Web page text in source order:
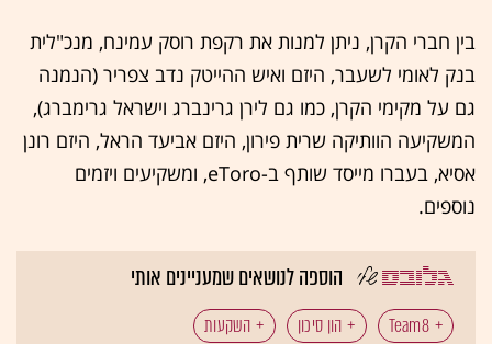
בין חברי הקרן, ניתן למנות את רקפת רוסק עמינח, מנכ"לית
בנק לאומי לשעבר, היזם ואיש ההייטק נדב צפריר (הנמנה
גם על מקימי הקרן, כמו גם לירן גרינברג וישראל גרימברג),
המשקיעה הוותיקה שרית פירון, היזם אביעד הראל, היזם רונן
אסיא, בעברו מייסד שותף ב-eToro, ומשקיעים ויזמים
נוספים.
הוספה לנושאים שמעניינים אותי
Team8 הון סיכון השקעות